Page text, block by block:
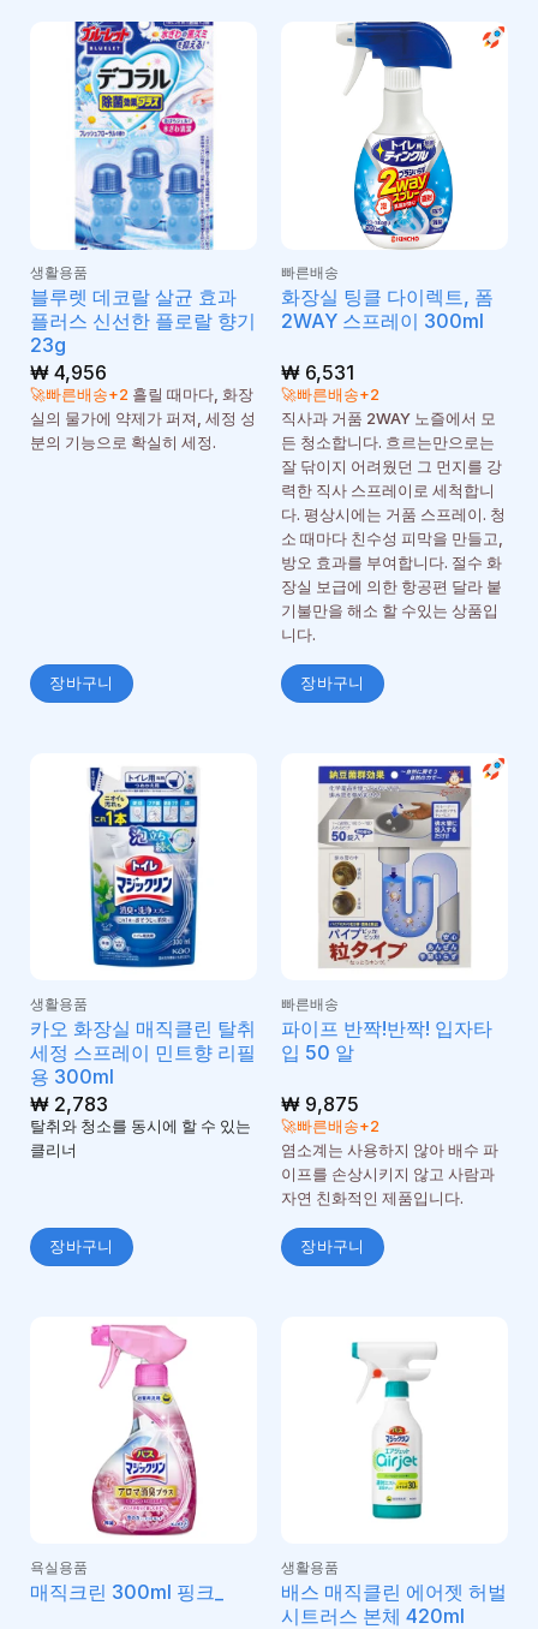
생활용품
블루렛 데코랄 살균 효과
플러스 신선한 플로랄 향기
23g
₩4,956
🚀빠른배송+2 흘릴 때마다, 화장
실의 물가에 약제가 퍼져, 세정 성
분의 기능으로 확실히 세정.
장바구니
빠른배송
화장실 팅클 다이렉트, 폼
2WAY 스프레이 300ml
₩6,531
🚀빠른배송+2
직사과 거품 2WAY 노즐에서 모
든 청소합니다. 흐르는만으로는
잘 닦이지 어려웠던 그 먼지를 강
력한 직사 스프레이로 세척합니
다. 평상시에는 거품 스프레이. 청
소 때마다 친수성 피막을 만들고,
방오 효과를 부여합니다. 절수 화
장실 보급에 의한 항공편 달라 붙
기불만을 해소 할 수있는 상품입
니다.
장바구니
생활용품
카오 화장실 매직클린 탈취
세정 스프레이 민트향 리필
용 300ml
₩2,783
탈취와 청소를 동시에 할 수 있는
클리너
장바구니
빠른배송
파이프 반짝!반짝! 입자타
입 50 알
₩9,875
🚀빠른배송+2
염소계는 사용하지 않아 배수 파
이프를 손상시키지 않고 사람과
자연 친화적인 제품입니다.
장바구니
욕실용품
매직크린 300ml 핑크_
생활용품
배스 매직클린 에어젯 허벌
시트러스 본체 420ml